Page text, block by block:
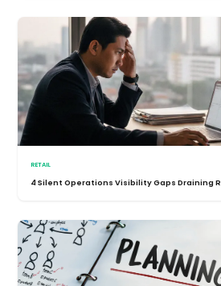
RETAIL
4 Silent Operations Visibility Gaps Draining